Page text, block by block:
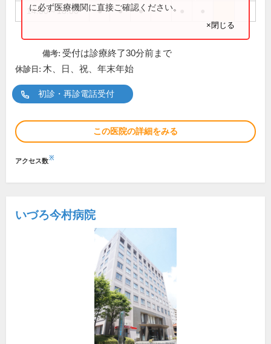
14:00～18:00 ● ● ●
に必ず医療機関に直接ご確認ください。
×閉じる
備考: 受付は診療終了30分前まで
休診日: 木、日、祝、年末年始
初診・再診電話受付
この医院の詳細をみる
アクセス数※
いづろ今村病院